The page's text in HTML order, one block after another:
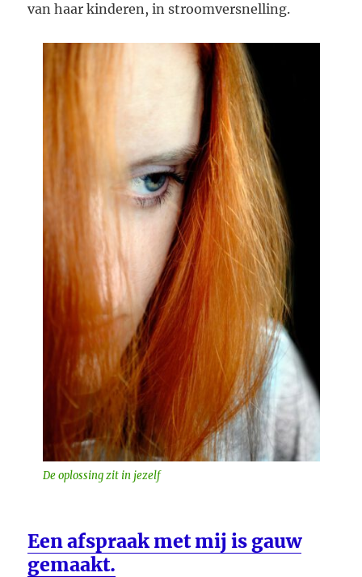
van haar kinderen, in stroomversnelling.
De oplossing zit in jezelf
Een afspraak met mij is gauw
gemaakt.